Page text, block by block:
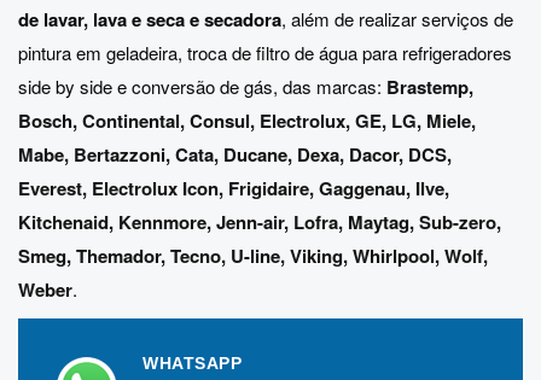
de lavar, lava e seca e secadora, além de realizar serviços de
pintura em geladeira, troca de filtro de água para refrigeradores
side by side e conversão de gás, das marcas: Brastemp,
Bosch,Continental,Consul, Electrolux,GE, LG, Miele,
Mabe, Bertazzoni,Cata, Ducane, Dexa, Dacor, DCS,
Everest, Electrolux Icon, Frigidaire,Gaggenau, Ilve,
Kitchenaid, Kennmore,Jenn-air, Lofra, Maytag,Sub-zero,
Smeg,Themador,Tecno, U-line,Viking,Whirlpool,Wolf,
Weber.
WHATSAPP